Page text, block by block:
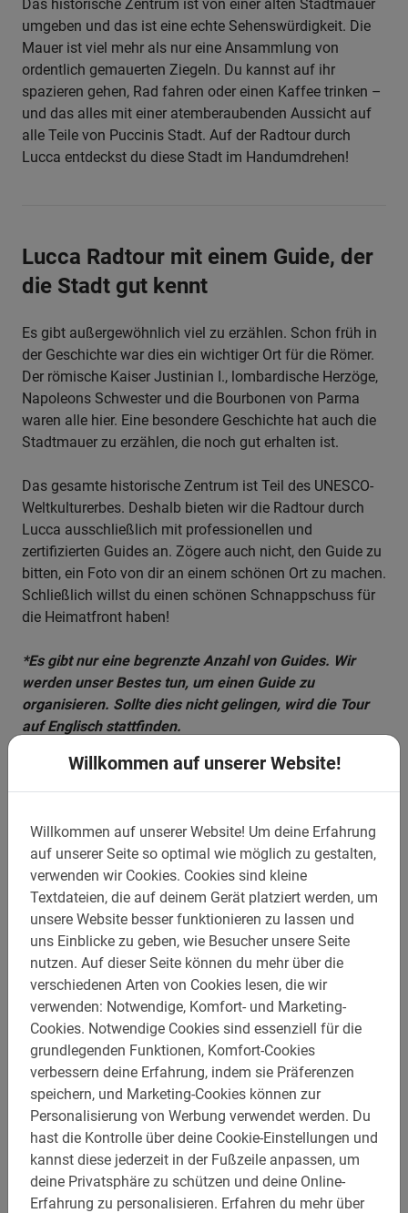
Willkommen auf unserer Website!
Willkommen auf unserer Website! Um deine Erfahrung
auf unserer Seite so optimal wie möglich zu gestalten,
verwenden wir Cookies. Cookies sind kleine
Textdateien, die auf deinem Gerät platziert werden, um
unsere Website besser funktionieren zu lassen und
uns Einblicke zu geben, wie Besucher unsere Seite
nutzen. Auf dieser Seite können du mehr über die
verschiedenen Arten von Cookies lesen, die wir
verwenden: Notwendige, Komfort- und Marketing-
Cookies. Notwendige Cookies sind essenziell für die
grundlegenden Funktionen, Komfort-Cookies
verbessern deine Erfahrung, indem sie Präferenzen
speichern, und Marketing-Cookies können zur
Personalisierung von Werbung verwendet werden. Du
hast die Kontrolle über deine Cookie-Einstellungen und
kannst diese jederzeit in der Fußzeile anpassen, um
deine Privatsphäre zu schützen und deine Online-
Erfahrung zu personalisieren. Erfahren du mehr über
Das historische Zentrum ist von einer alten Stadtmauer
umgeben und das ist eine echte Sehenswürdigkeit. Die
Mauer ist viel mehr als nur eine Ansammlung von
ordentlich gemauerten Ziegeln. Du kannst auf ihr
spazieren gehen, Rad fahren oder einen Kaffee trinken –
und das alles mit einer atemberaubenden Aussicht auf
alle Teile von Puccinis Stadt. Auf der Radtour durch
Lucca entdeckst du diese Stadt im Handumdrehen!
Lucca Radtour mit einem Guide, der
die Stadt gut kennt
Es gibt außergewöhnlich viel zu erzählen. Schon früh in
der Geschichte war dies ein wichtiger Ort für die Römer.
Der römische Kaiser Justinian I., lombardische Herzöge,
Napoleons Schwester und die Bourbonen von Parma
waren alle hier. Eine besondere Geschichte hat auch die
Stadtmauer zu erzählen, die noch gut erhalten ist.
Das gesamte historische Zentrum ist Teil des UNESCO-
Weltkulturerbes. Deshalb bieten wir die Radtour durch
Lucca ausschließlich mit professionellen und
zertifizierten Guides an. Zögere auch nicht, den Guide zu
bitten, ein Foto von dir an einem schönen Ort zu machen.
Schließlich willst du einen schönen Schnappschuss für
die Heimatfront haben!
*Es gibt nur eine begrenzte Anzahl von Guides. Wir
werden unser Bestes tun, um einen Guide zu
organisieren. Sollte dies nicht gelingen, wird die Tour
auf Englisch stattfinden.
Buche deine Lucca Radtour jetzt online
Bist du aufgeregt? Dann warte nicht länger und sichere
dir einen Platz auf der Lucca Radtour. Buche sicher und
schnell über das Buchungsmenü auf der rechten Seite.
Du erhältst sofort eine Bestätigung mit allen
Informationen.
Bitte beachte: Die Mindestteilnehmerzahl für diese Tour
beträgt
4 Erwachsene
. Bei weniger Teilnehmern
bekommst du eine
private Tour und zahlst insgesamt
225 Euro.Rufe die Notrufnummer einen Tag im Voraus
an, um zu erfahren, ob es mehr Teilnehmer gibt.
Die Guide in dieser Stadt mussten alle eine
umfangreiche Lizenz erwerben. Daher sind sie alle
Experten im Führen von Touren. Du wirst zu diesem Preis
keine besseren Profis als unsere Guides finden.